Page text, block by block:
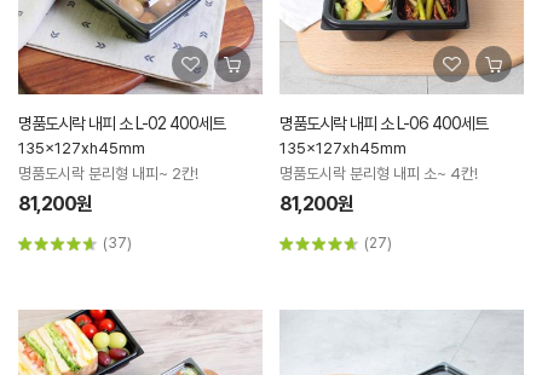
명품도시락 내피 소 L-02 400세트
135x127xh45mm
명품도시락 분리형 내피~ 2칸!
81,200원
(37)
명품도시락 내피 소 L-06 400세트
135x127xh45mm
명품도시락 분리형 내피 소~ 4칸!
81,200원
(27)